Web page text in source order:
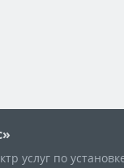
услуг по